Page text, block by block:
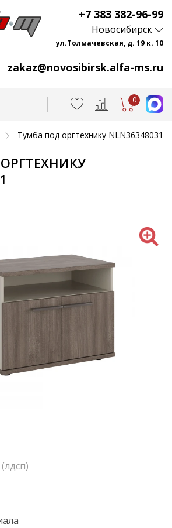
+7 383 382-96-99
zakaz@novosibirsk.alfa-ms.ru
Новосибирск
ул.Толмачевская, д. 19 к. 10
0
Тумба под оргтехнику NLN36348031
(лдсп)